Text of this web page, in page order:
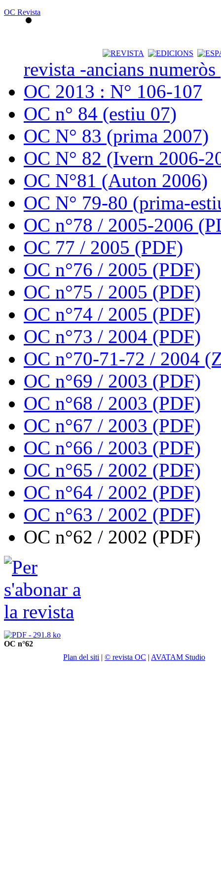
OC Revista
revista -ancians
OC 2013 : N° 106-107
OC n° 84 (estiu 07)
OC N° 83 (prima 2007)
OC N° 82 (Ivern 2006-
OC N°81 (Auton 2006)
OC N° 79-80 (prima-
OC n°78 / 2005-2006
OC 77 / 2005 (PDF)
OC n°76 / 2005 (PDF)
OC n°75 / 2005 (PDF)
OC n°74 / 2005 (PDF)
OC n°73 / 2004 (PDF)
OC n°70-71-72 / 2004
OC n°69 / 2003 (PDF)
OC n°68 / 2003 (PDF)
OC n°67 / 2003 (PDF)
OC n°66 / 2003 (PDF)
OC n°65 / 2002 (PDF)
OC n°64 / 2002 (PDF)
OC n°63 / 2002 (PDF)
OC n°62 / 2002 (PDF)
OC n°62
Plan del siti | © revista OC | AVATAM Studio